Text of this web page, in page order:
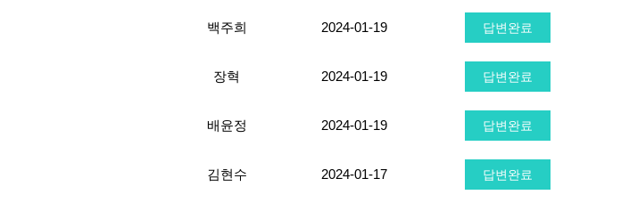
백주희 2024-01-19 답변완료
장혁 2024-01-19 답변완료
배윤정 2024-01-19 답변완료
김현수 2024-01-17 답변완료